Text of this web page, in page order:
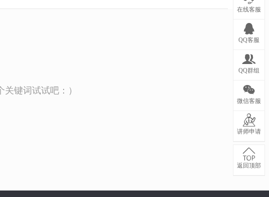
键词试试吧：）
在线客服
QQ客服
QQ群组
微信客服
讲师申请
返回顶部